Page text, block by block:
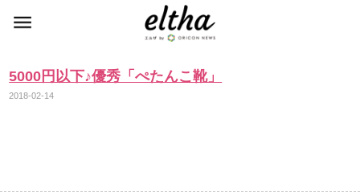
5000円以下♪優秀「ぺたんこ靴」
2018-02-14